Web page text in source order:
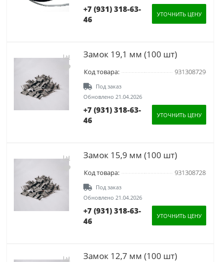
+7 (931) 318-63-
46
УТОЧНИТЬ ЦЕНУ
Замок 19,1 мм (100 шт)
Код товара: 931308729
Под заказ
Обновлено 21.04.2026
+7 (931) 318-63-
46
УТОЧНИТЬ ЦЕНУ
Замок 15,9 мм (100 шт)
Код товара: 931308728
Под заказ
Обновлено 21.04.2026
+7 (931) 318-63-
46
УТОЧНИТЬ ЦЕНУ
Замок 12,7 мм (100 шт)